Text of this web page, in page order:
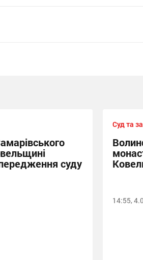
суду
Суд та
14:55,